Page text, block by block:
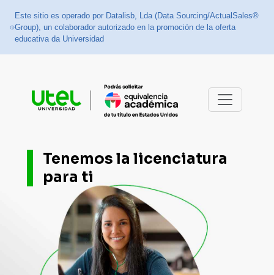
Este sitio es operado por Datalisb, Lda (Data Sourcing/ActualSales®
Group), un colaborador autorizado en la promoción de la oferta
educativa da Universidad
Tenemos la licenciatura
para ti